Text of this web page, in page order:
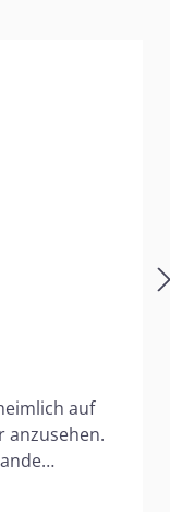
auf
anzusehen.